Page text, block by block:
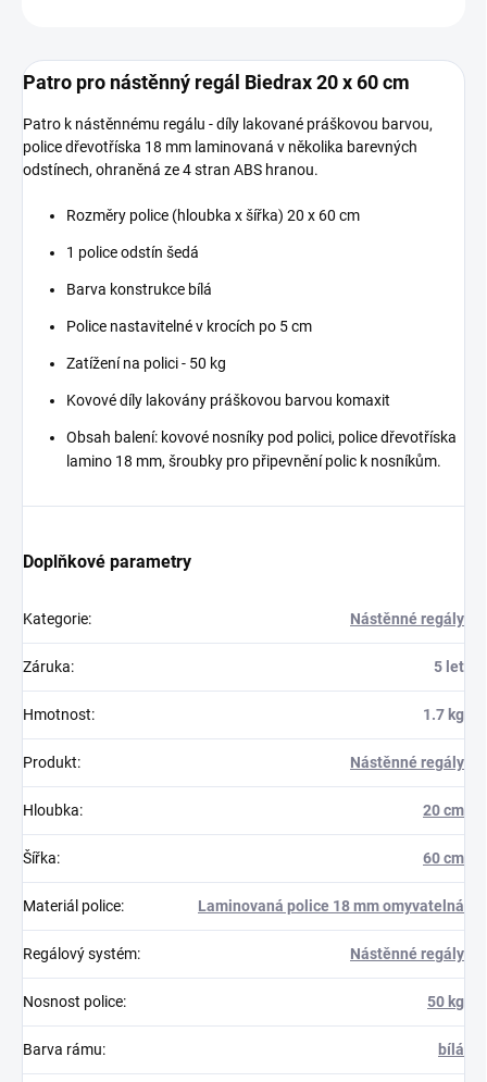
Patro pro nástěnný regál Biedrax 20 x 60 cm
Patro k nástěnnému regálu - díly lakované práškovou barvou,
police dřevotříska 18 mm laminovaná v několika barevných
odstínech, ohraněná ze 4 stran ABS hranou.
Rozměry police (hloubka x šířka) 20 x 60 cm
1 police odstín šedá
Barva konstrukce bílá
Police nastavitelné v krocích po 5 cm
Zatížení na polici - 50 kg
Kovové díly lakovány práškovou barvou komaxit
Obsah balení: kovové nosníky pod polici, police dřevotříska
lamino 18 mm, šroubky pro připevnění polic k nosníkům.
Doplňkové parametry
Kategorie: Nástěnné regály
Záruka: 5 let
Hmotnost: 1.7 kg
Produkt: Nástěnné regály
Hloubka: 20 cm
Šířka: 60 cm
Materiál police: Laminovaná police 18 mm omyvatelná
Regálový systém: Nástěnné regály
Nosnost police: 50 kg
Barva rámu: bílá